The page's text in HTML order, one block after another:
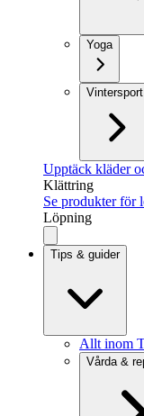
Yoga
Vintersport
Upptäck kläder
Klättring
Se produkter för
Löpning
Tips & guider
Allt inom
Vårda &